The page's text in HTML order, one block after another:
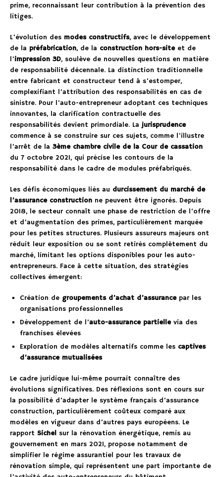
prime, reconnaissant leur contribution à la prévention des
litiges.
L’évolution des modes constructifs, avec le développement
de la préfabrication, de la construction hors-siteet de
l’impression 3D, soulève de nouvelles questions en matière
de responsabilité décennale. La distinction traditionnelle
entre fabricant et constructeur tend à s’estomper,
complexifiant l’attribution des responsabilités en cas de
sinistre. Pour l’auto-entrepreneur adoptant ces techniques
innovantes, la clarification contractuelle des
responsabilités devient primordiale. Lajurisprudence
commence à se construire sur ces sujets, comme l’illustre
l’arrêt de la 3ème chambre civile de la Cour de cassation
du 7 octobre 2021, qui précise les contours de la
responsabilité dans le cadre de modules préfabriqués.
Les défis économiques liés au durcissement du marché de
l’assurance construction ne peuvent être ignorés. Depuis
2018, le secteur connaît une phase de restriction de l’offre
et d’augmentation des primes, particulièrement marquée
pour les petites structures. Plusieurs assureurs majeurs ont
réduit leur exposition ou se sont retirés complètement du
marché, limitant les options disponibles pour les auto-
entrepreneurs. Face à cette situation, des stratégies
collectives émergent:
Création de groupements d’achat d’assurancepar les
organisations professionnelles
Développement de l’auto-assurance partiellevia des
franchises élevées
Exploration de modèles alternatifs comme les captives
d’assurance mutualisées
Le cadre juridique lui-même pourrait connaître des
évolutions significatives. Des réflexions sont en cours sur
la possibilité d’adapter le système français d’assurance
construction, particulièrement coûteux comparé aux
modèles en vigueur dans d’autres pays européens. Le
rapport Sichel sur la rénovation énergétique, remis au
gouvernement en mars 2021, propose notamment de
simplifier le régime assurantiel pour les travaux de
rénovation simple, qui représentent une part importante de